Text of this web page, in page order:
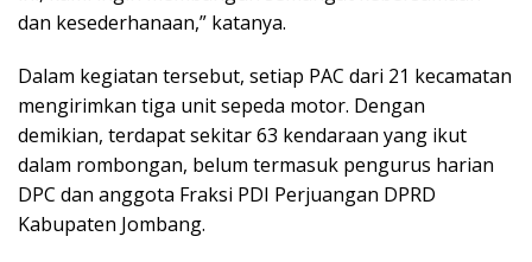
dan kesederhanaan,” katanya.
Dalam kegiatan tersebut, setiap PAC dari 21 kecamatan
mengirimkan tiga unit sepeda motor. Dengan
demikian, terdapat sekitar 63 kendaraan yang ikut
dalam rombongan, belum termasuk pengurus harian
DPC dan anggota Fraksi PDI Perjuangan DPRD
Kabupaten Jombang.